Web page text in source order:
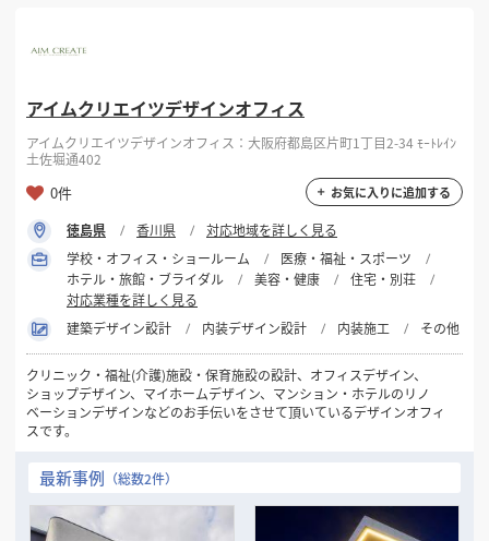
アイムクリエイツデザインオフィス
アイムクリエイツデザインオフィス：大阪府都島区片町1丁目2-34 ﾓｰﾄﾚｲﾝ
土佐堀通402
0件 お気に入りに追加する
徳島県 香川県
対応地域を詳しく見る
学校・オフィス・ショールーム
医療・福祉・スポーツ
ホテル・旅館・ブライダル
美容・健康
住宅・別荘
対応業種を詳しく見る
建築デザイン設計
内装デザイン設計 内装施工 その他
クリニック・福祉(介護)施設・保育施設の設計、オフィスデザイン、
ショップデザイン、マイホームデザイン、マンション・ホテルのリノ
ベーションデザインなどのお手伝いをさせて頂いているデザインオフィ
スです。
最新事例 （総数2件）